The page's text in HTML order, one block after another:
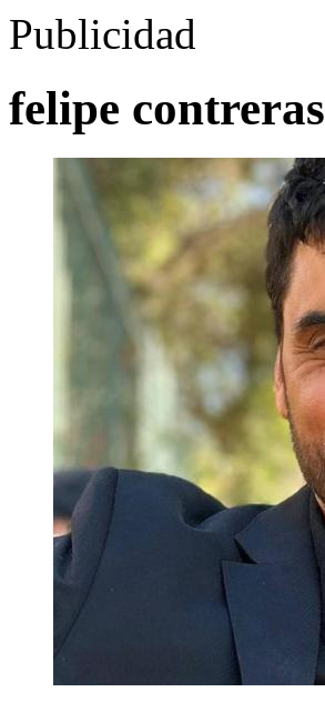
Publicidad
felipe contreras